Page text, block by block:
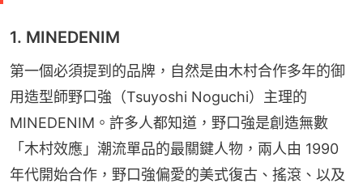
1. MINEDENIM
第一個必須提到的品牌，自然是由木村合作多年的御
用造型師野口強（Tsuyoshi Noguchi）主理的
MINEDENIM。許多人都知道，野口強是創造無數
「木村效應」潮流單品的最關鍵人物，兩人由 1990
年代開始合作，野口強偏愛的美式復古、搖滾、以及